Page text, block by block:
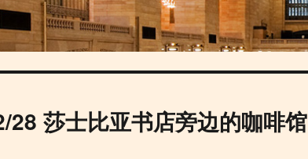
28 莎士比亚书店旁边的咖啡馆